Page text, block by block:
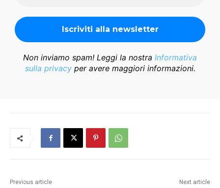
Non inviamo spam! Leggi la nostra Informativa
sulla privacyper avere maggiori informazioni.
Previous article Next article